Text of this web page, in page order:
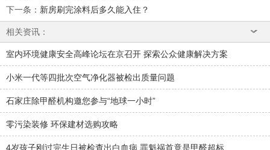
下一条 ： 新房刷完涂料后多久能入住？
相关资讯：
室内环境健康安全高峰论坛在京召开 探索公众健康解决方案
小米一代等四批次空气净化器被检出质量问题
石家庄除甲醛机构邀您参与“地球一小时”
零污染装修 环保建材选购攻略
4岁孩子刚过完生日被检查出白血病 罪魁祸首竟是甲醛超标